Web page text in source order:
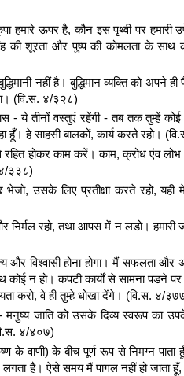
हमारे ऊपर है, कौन इस पृथ्वी पर हमारी
की शूरता और पुष्प की कोमलता के साथ
नहीं है। बुद्धिमान व्यक्ति को अपने ही
(वि.स. ४/३२८)
- ये तीनों वस्तुएं रहेंगी - तब तक तुम्हें
हे साहसी बालकों, कार्य करते रहो।
होकर काम करें। काम, क्रोध एंव लोभ
३३८)
उसके लिए प्रतीक्षा करते रहो, यही
रहो, तथा आपस में न लडो। हमारी
विश्वासी होना होगा। मैं सफलता और
न हो। कपटी कार्यों से सामना पडने पर
करो, वे ही तुम्हे धोखा देंगे। (वि.स. ४/
जाति को उसके दिव्य स्वरूप का
४/४०७)
के वाणी) के बीच पूर्ण रूप से निमग्न पाता
है। ऐसे समय मैं पागल नहीं हो जाता हूँ,